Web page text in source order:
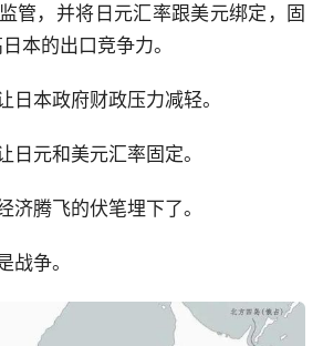
管，并将日元汇率跟美元绑定，固
本的出口竞争力。
日本政府财政压力减轻。
日元和美元汇率固定。
济腾飞的伏笔埋下了。
战争。